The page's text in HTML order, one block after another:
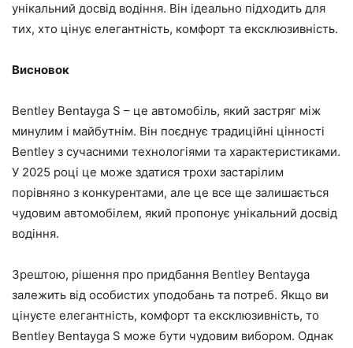
унікальний досвід водіння. Він ідеально підходить для
тих, хто цінує елегантність, комфорт та ексклюзивність.
Висновок
Bentley Bentayga S – це автомобіль, який застряг між
минулим і майбутнім. Він поєднує традиційні цінності
Bentley з сучасними технологіями та характеристиками.
У 2025 році це може здатися трохи застарілим
порівняно з конкурентами, але це все ще залишається
чудовим автомобілем, який пропонує унікальний досвід
водіння.
Зрештою, рішення про придбання Bentley Bentayga
залежить від особистих уподобань та потреб. Якщо ви
цінуєте елегантність, комфорт та ексклюзивність, то
Bentley Bentayga S може бути чудовим вибором. Однак